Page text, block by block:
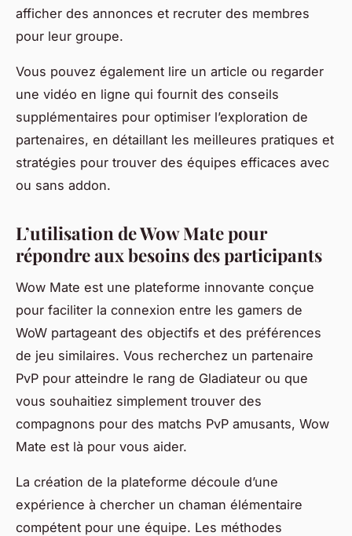
afficher des annonces et recruter des membres
pour leur groupe.
Vous pouvez également lire un article ou regarder
une vidéo en ligne qui fournit des conseils
supplémentaires pour optimiser l’exploration de
partenaires, en détaillant les meilleures pratiques et
stratégies pour trouver des équipes efficaces avec
ou sans addon.
L’utilisation de Wow Mate pour
répondre aux besoins des participants
Wow Mate est une plateforme innovante conçue
pour faciliter la connexion entre les gamers de
WoW partageant des objectifs et des préférences
de jeu similaires. Vous recherchez un partenaire
PvP pour atteindre le rang de Gladiateur ou que
vous souhaitiez simplement trouver des
compagnons pour des matchs PvP amusants, Wow
Mate est là pour vous aider.
La création de la plateforme découle d’une
expérience à chercher un chaman élémentaire
compétent pour une équipe. Les méthodes